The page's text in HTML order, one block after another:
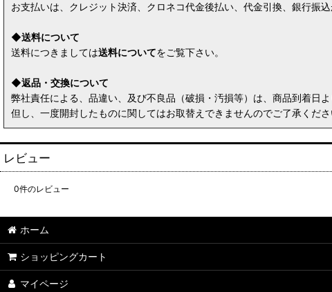
お支払いは、クレジット決済、クロネコ代金後払い、代金引換、銀行振
◆送料について
送料につきましては送料についてをご覧下さい。
◆返品・交換について
弊社責任による、品違い、及び不良品（破損・汚損等）は、商品到着日
但し、一度開封したものに関してはお取替えできませんのでご了承くださ
レビュー
0件のレビュー
ホーム
ショッピングカート
マイページ